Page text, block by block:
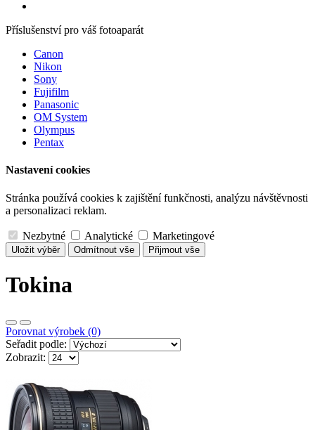
Příslušenství pro váš fotoaparát
Canon
Nikon
Sony
Fujifilm
Panasonic
OM System
Olympus
Pentax
Nastavení cookies
Stránka používá cookies k zajištění funkčnosti, analýzu návštěvnosti
a personalizaci reklam.
Nezbytné Analytické Marketingové
Uložit výběr Odmítnout vše Přijmout vše
Tokina
Porovnat výrobek (0)
Seřadit podle:
Zobrazit: